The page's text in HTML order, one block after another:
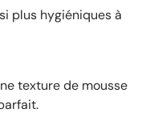
plus hygiéniques à
texture de mousse